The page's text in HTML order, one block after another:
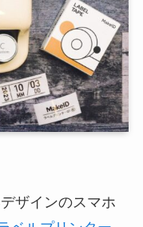
ザインのスマホ